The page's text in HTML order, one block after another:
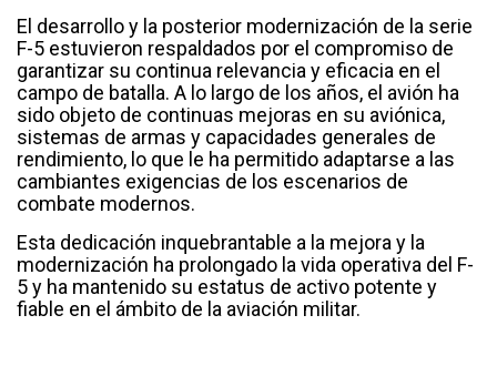
El desarrollo y la posterior modernización de la serie
F-5 estuvieron respaldados por el compromiso de
garantizar su continua relevancia y eficacia en el
campo de batalla. A lo largo de los años, el avión ha
sido objeto de continuas mejoras en su aviónica,
sistemas de armas y capacidades generales de
rendimiento, lo que le ha permitido adaptarse a las
cambiantes exigencias de los escenarios de
combate modernos.
Esta dedicación inquebrantable a la mejora y la
modernización ha prolongado la vida operativa del F-
5 y ha mantenido su estatus de activo potente y
fiable en el ámbito de la aviación militar.